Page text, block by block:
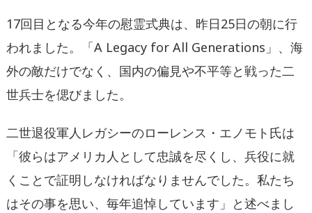
17回目となる今年の慰霊式典は、昨日25日の朝に行
われました。
「A Legacy for All Generations 」、海
外の敵だけでなく、国内の偏見や不平等と戦った二
世兵士を偲びました。
二世退役軍人レガシーのローレンス・エノモト氏は
「彼らはアメリカ人として忠誠を尽くし、兵役に就
くことで証明しなければなりませんでした。私たち
はその事を思い、毎年追悼しています」と述べまし